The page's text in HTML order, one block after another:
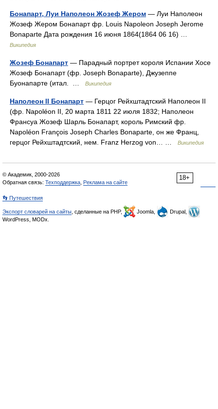
Бонапарт, Луи Наполеон Жозеф Жером — Луи Наполеон
Жозеф Жером Бонапарт фр. Louis Napoleon Joseph Jerome
Bonaparte Дата рождения 16 июня 1864(1864 06 16) …
Википедия
Жозеф Бонапарт — Парадный портрет короля Испании Хосе
Жозеф Бонапарт (фр. Joseph Bonaparte), Джузеппе
Буонапарте (итал. …
Википедия
Наполеон II Бонапарт — Герцог Рейхштадтский Наполеон II
(фр. Napoléon II, 20 марта 1811 22 июля 1832; Наполеон
Франсуа Жозеф Шарль Бонапарт, король Римский фр.
Napoléon François Joseph Charles Bonaparte, он же Франц,
герцог Рейхштадтский, нем. Franz Herzog von… …
Википедия
18+
© Академик, 2000-2026
Обратная связь: Техподдержка Реклама на сайте
👣 Путешествия
Экспорт словарей на сайты , сделанные на PHP, Joomla,
Drupal,
WordPress, MODx.